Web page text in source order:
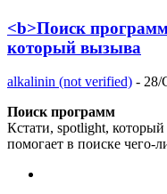
<b>Поиск
который вызыва
alkalinin (not verified) - 28/
Поиск программ
Кстати, spotlight,
помогает в поиске чего-